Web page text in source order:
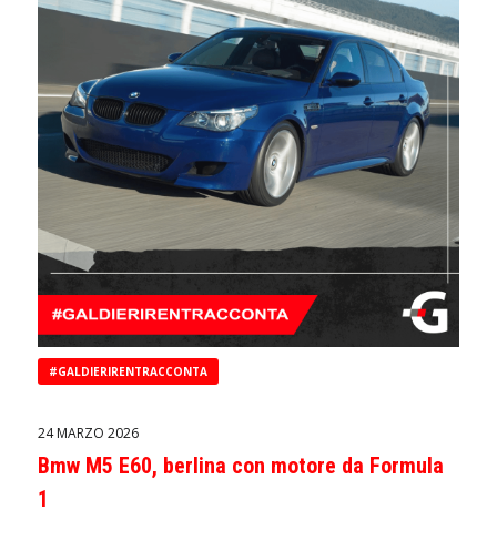
#GALDIERIRENTRACCONTA
24 MARZO 2026
Bmw M5 E60, berlina con motore da Formula
1